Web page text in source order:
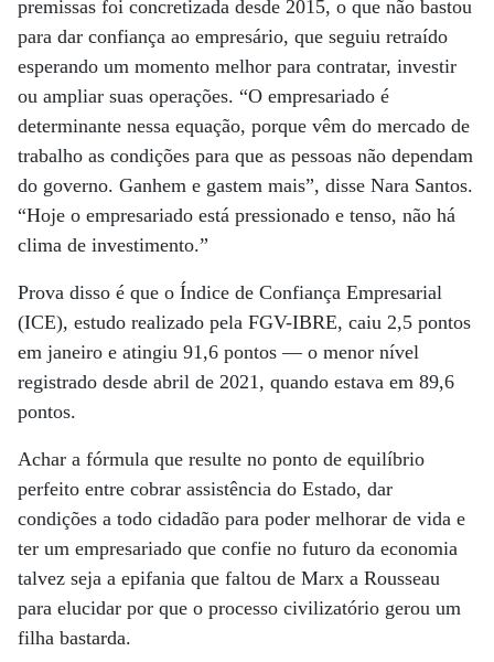
premissas foi concretizada desde 2015, o que não bastou
para dar confiança ao empresário, que seguiu retraído
esperando um momento melhor para contratar, investir
ou ampliar suas operações. “O empresariado é
determinante nessa equação, porque vêm do mercado de
trabalho as condições para que as pessoas não dependam
do governo. Ganhem e gastem mais”, disse Nara Santos.
“Hoje o empresariado está pressionado e tenso, não há
clima de investimento.”
Prova disso é que o Índice de Confiança Empresarial
(ICE), estudo realizado pela FGV-IBRE, caiu 2,5 pontos
em janeiro e atingiu 91,6 pontos — o menor nível
registrado desde abril de 2021, quando estava em 89,6
pontos.
Achar a fórmula que resulte no ponto de equilíbrio
perfeito entre cobrar assistência do Estado, dar
condições a todo cidadão para poder melhorar de vida e
ter um empresariado que confie no futuro da economia
talvez seja a epifania que faltou de Marx a Rousseau
para elucidar por que o processo civilizatório gerou um
filha bastarda.